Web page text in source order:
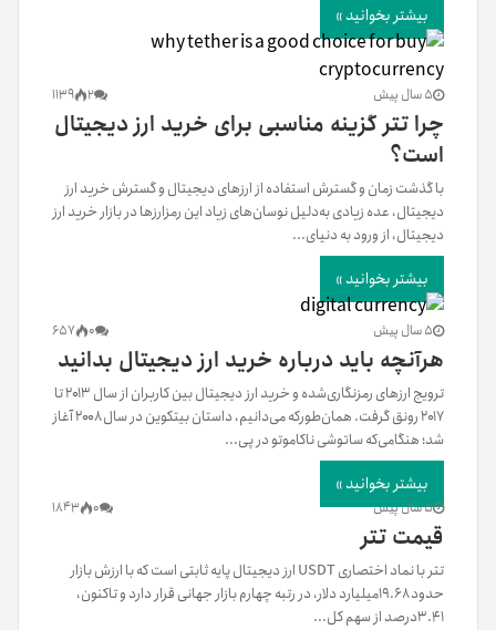
بیشتر بخوانید »
5 سال پیش 2
1139
چرا تتر گزینه مناسبی برای خرید ارز دیجیتال
است؟
با گذشت زمان و گسترش استفاده از ارزهای دیجیتال و گسترش خرید ارز
دیجیتال، عده‌ زیادی به‌دلیل نوسان‌های زیاد این رمزارزها در بازار خرید ارز
دیجیتال، از ورود به دنیای...
بیشتر بخوانید »
5 سال پیش 0
657
هرآنچه باید درباره خرید ارز دیجیتال بدانید
ترویج ارزهای رمزنگاری‌شده و خرید ارز دیجیتال بین کاربران از سال ۲۰۱۳ تا
۲۰۱۷ رونق گرفت. همان‌طورکه می‌دانیم، داستان بیتکوین در سال ۲۰۰۸ آغاز
شد؛ هنگامی‌که ساتوشی ناکاموتو در پی...
بیشتر بخوانید »
5 سال پیش 0
1843
قیمت تتر
تتر با نماد اختصاری USDT ارز دیجیتال پایه ثابتی است که با ارزش بازار
حدود ۱۹.۶۸میلیارد دلار، در رتبه چهارم بازار جهانی قرار دارد و تاکنون،
۳.۴۱درصد از سهم کل...